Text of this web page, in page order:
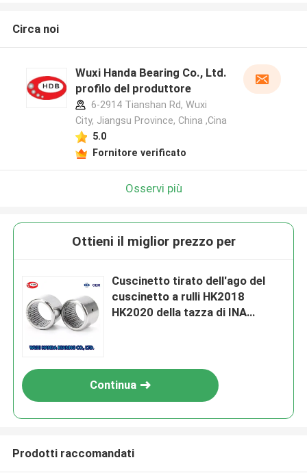
Circa noi
Wuxi Handa Bearing Co., Ltd.
profilo del produttore
6-2914 Tianshan Rd, Wuxi
City, Jiangsu Province, China ,Cina
5.0
Fornitore verificato
Osservi più
Ottieni il miglior prezzo per
Cuscinetto tirato dell'ago del
cuscinetto a rulli HK2018
HK2020 della tazza di INA
Continua
Prodotti raccomandati